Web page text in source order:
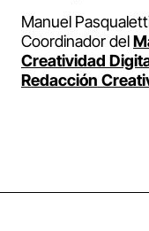
Manuel
Coordinador del
Creatividad
Redacción